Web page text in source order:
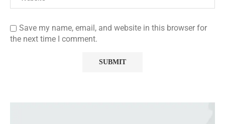
Save my name, email, and website in this browser for
the next time I comment.